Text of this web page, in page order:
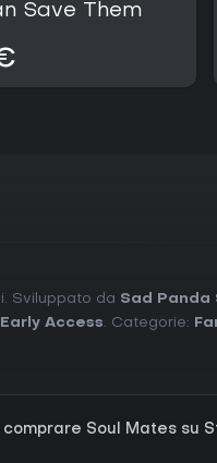
Save Them
Sviluppato da Sad Panda
Early Access. Categorie:
comprare Soul Mates su